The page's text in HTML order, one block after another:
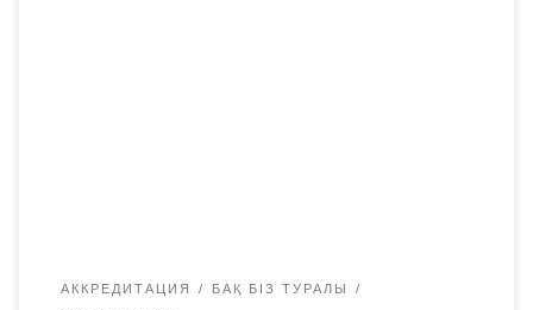
АККРЕДИТАЦИЯ БАҚ БІЗ ТУРАЛЫ